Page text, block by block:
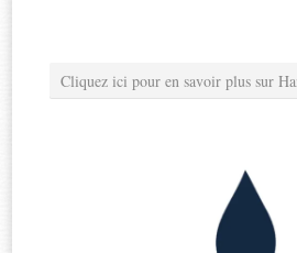
Cliquez ici pour en savoir plus sur